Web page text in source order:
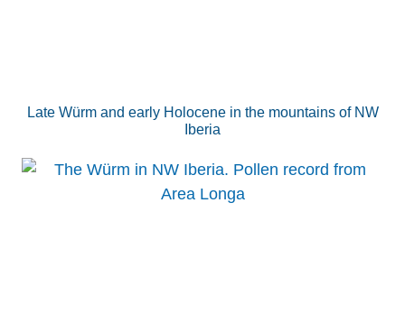
Late Würm and early Holocene in the mountains of NW
Iberia